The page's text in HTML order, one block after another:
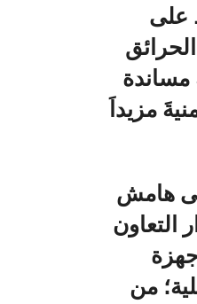
على
مساندة
مزيداَ
هامش
التعاون
من